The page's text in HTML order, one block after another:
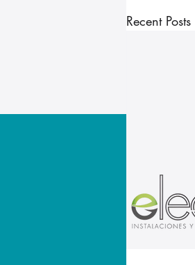
Recent Posts